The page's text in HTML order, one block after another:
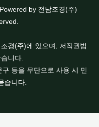
by 전남조경(주)
경(주)에 있으며, 저작권법
니다.
등을 무단으로 사용 시 민
습니다.